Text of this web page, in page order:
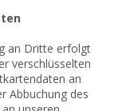
an Dritte erfolgt
verschlüsselten
an
Abbuchung des